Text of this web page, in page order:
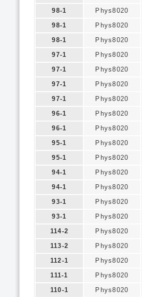
98-1
Phys8020
98-1
Phys8020
98-1
Phys8020
97-1
Phys8020
97-1
Phys8020
97-1
Phys8020
97-1
Phys8020
96-1
Phys8020
96-1
Phys8020
95-1
Phys8020
95-1
Phys8020
94-1
Phys8020
94-1
Phys8020
93-1
Phys8020
93-1
Phys8020
114-2
Phys8020
113-2
Phys8020
112-1
Phys8020
111-1
Phys8020
110-1
Phys8020